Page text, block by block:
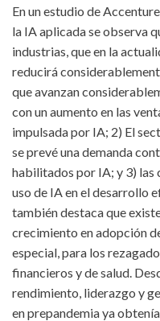
En un estudio de
la IA aplicada se observa
industrias, que en la
reducirá
que avanzan
con un aumento en las
impulsada por IA; 2) El
se prevé una demanda
habilitados por IA; y 3) las
uso de IA en el desarrollo
también destaca que
crecimiento en adopción
especial, para los
financieros y de salud.
rendimiento, liderazgo y
en prepandemia ya